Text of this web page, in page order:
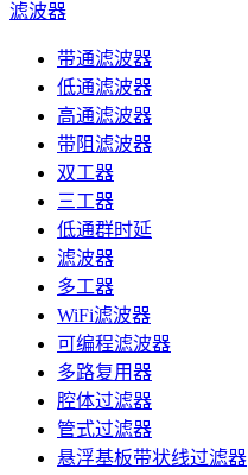
滤波器
带通滤波器
低通滤波器
高通滤波器
带阻滤波器
双工器
三工器
低通群时延
滤波器
多工器
WiFi滤波器
可编程滤波器
多路复用器
腔体过滤器
管式过滤器
悬浮基板带状线过滤器